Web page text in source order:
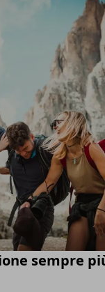
sempre